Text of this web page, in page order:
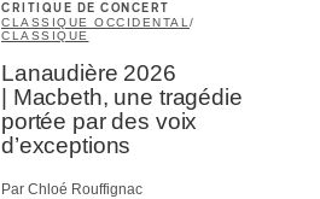
CRITIQUE DE CONCERT
CLASSIQUE OCCIDENTAL /
CLASSIQUE
Lanaudière 2026
| Macbeth, une tragédie
portée par des voix
d’exceptions
Par Chloé Rouffignac